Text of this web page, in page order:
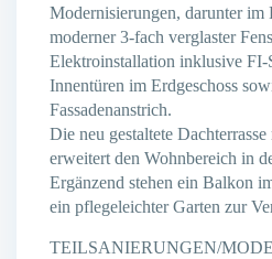
Modernisierungen, darunter im
moderner 3-fach verglaster
Elektroinstallation inklusive FI-
Innentüren im Erdgeschoss
Fassadenanstrich.
Die neu gestaltete
erweitert den Wohnbereich in
Ergänzend stehen ein Balkon
ein pflegeleichter Garten zur
TEILSANIERUNGEN/